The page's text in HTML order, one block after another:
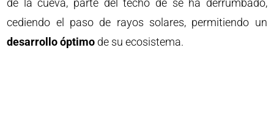
de la cueva, parte del techo de se ha derrumbado,
cediendo el paso de rayos solares, permitiendo un
desarrollo óptimo de su ecosistema.